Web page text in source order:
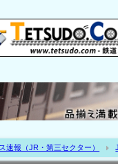
速報（JR・第三セクター）